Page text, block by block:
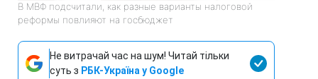
В МВФ подсчитали, как разные варианты налоговой
реформы повлияют на госбюджет
Не витрачай час на шум! Читай тільки
суть з РБК-Україна у Google